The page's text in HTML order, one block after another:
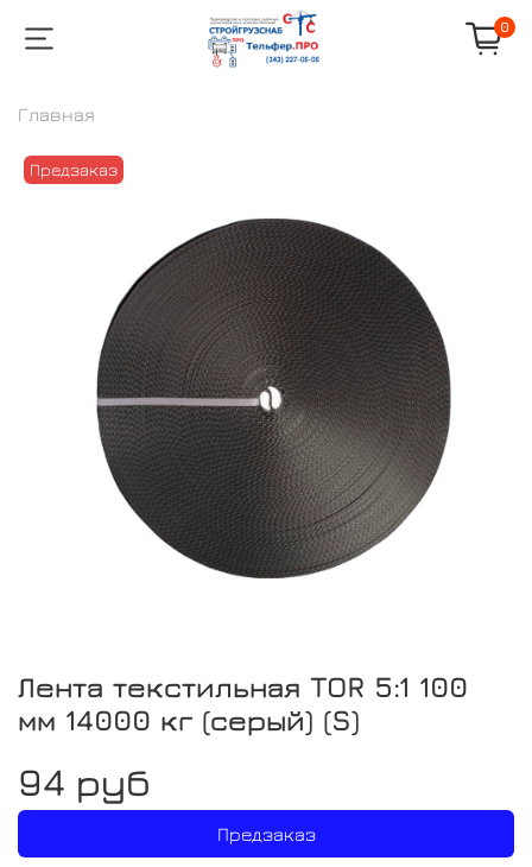
0
Главная
Предзаказ
Лента текстильная TOR 5:1 100
мм 14000 кг (серый) (S)
94 руб
Предзаказ